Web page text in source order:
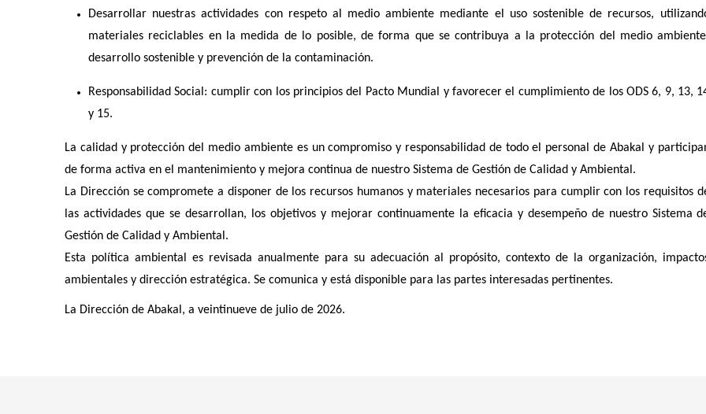
Desarrollar nuestras actividades con respeto al medio ambiente mediante el uso sostenible de recursos,
materiales reciclables en la medida de lo posible, de forma que se contribuya a la protección del medio
desarrollo sostenible y prevención de la contaminación.
Responsabilidad Social: cumplir con los principios del Pacto Mundial y favorecer el cumplimiento de los ODS 6, 9, 13,
y 15.
La calidad y protección del medio ambiente es un compromiso y responsabilidad de todo el personal de Abakal y
de forma activa en el mantenimiento y mejora continua de nuestro Sistema de Gestión de Calidad y Ambiental.
La Dirección se compromete a disponer de los recursos humanos y materiales necesarios para cumplir con los requisitos
las actividades que se desarrollan, los objetivos y mejorar continuamente la eficacia y desempeño de nuestro Sistema
Gestión de Calidad y Ambiental.
Esta política ambiental es revisada anualmente para su adecuación al propósito, contexto de la organización,
ambientales y dirección estratégica. Se comunica y está disponible para las partes interesadas pertinentes.
La Dirección de Abakal, a veintinueve de julio de 2026.